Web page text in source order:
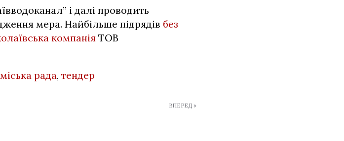
і далі проводить
мера. Найбільше підрядів без
компанія ТОВ
рада, тендер
ВПЕРЕД »